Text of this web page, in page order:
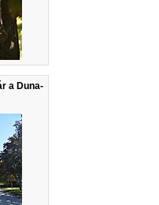
a Duna-